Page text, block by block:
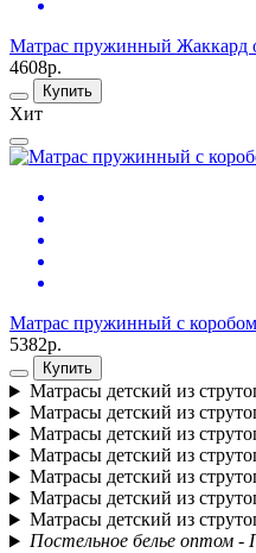
Матрас пружинный Жаккард
4608р.
Купить
Хит
Матрас пружинный c
5382р.
Купить
Матрасы детский из
Матрасы детский из
Матрасы детский из
Матрасы детский из
Матрасы детский из
Матрасы детский из
Матрасы детский из
Постельное белье оптом -